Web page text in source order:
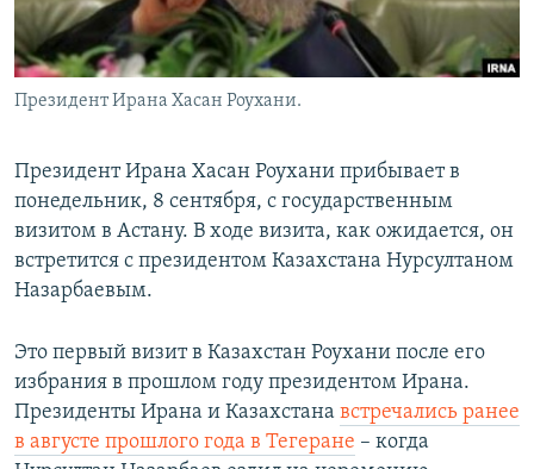
Президент Ирана Хасан Роухани.
Президент Ирана Хасан Роухани прибывает в
понедельник, 8 сентября, с государственным
визитом в Астану. В ходе визита, как ожидается, он
встретится с президентом Казахстана Нурсултаном
Назарбаевым.
Это первый визит в Казахстан Роухани после его
избрания в прошлом году президентом Ирана.
Президенты Ирана и Казахстана встречались ранее
в августе прошлого года в Тегеране – когда